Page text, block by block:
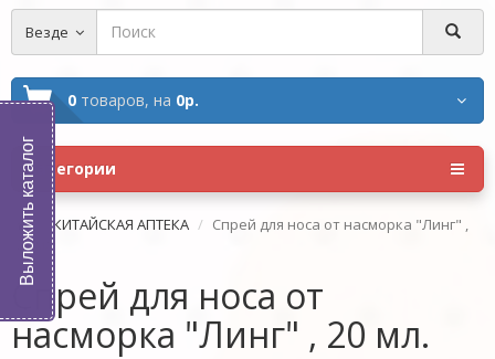
Везде
0 товаров, на 0р.
Категории
КИТАЙСКАЯ АПТЕКА
Спрей для носа от насморка "Линг" ,
20 мл.
Спрей для носа от
насморка "Линг" , 20 мл.
Выложить каталог